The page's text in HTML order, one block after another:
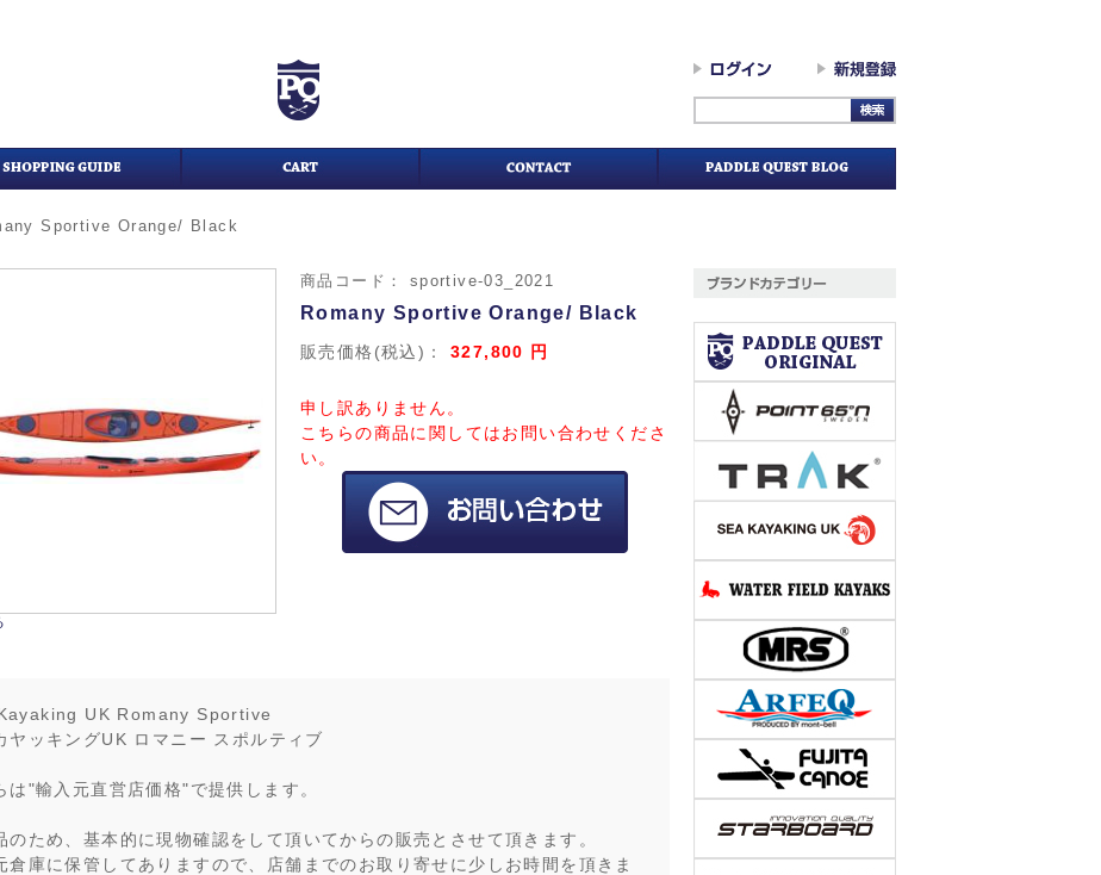
Sportive Orange/ Black
商品コード： sportive-03_2021
Romany Sportive Orange/ Black
販売価格(税込)： 327,800 円
申し訳ありません。
こちらの商品に関してはお問い合わせくださ
い。
UK Romany Sportive
ヤッキングUK ロマニー スポルティブ
は"輸入元直営店価格"で提供します。
のため、基本的に現物確認をして頂いてからの販売とさせて頂きます。
倉庫に保管してありますので、店舗までのお取り寄せに少しお時間を頂きま